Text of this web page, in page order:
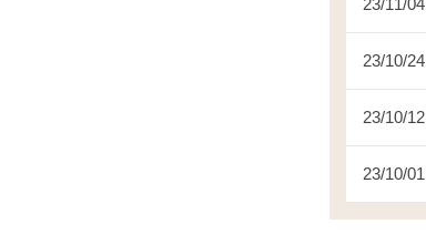
23/11/04
23/10/24
23/10/12
23/10/01